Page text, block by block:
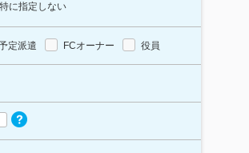
特に指定しない
定派遣 FCオーナー 役員